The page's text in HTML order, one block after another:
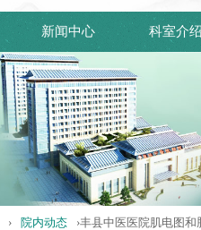
新闻中心 科室介
› 院内动态 ›丰县中医医院肌电图